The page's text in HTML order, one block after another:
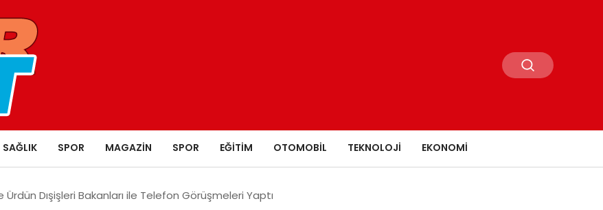
SAĞLIK SPOR MAGAZIN SPOR EĞITIM OTOMOBIL TEKNOLOJI EKONOMI
Ürdün Dışişleri Bakanları ile Telefon Görüşmeleri Yaptı